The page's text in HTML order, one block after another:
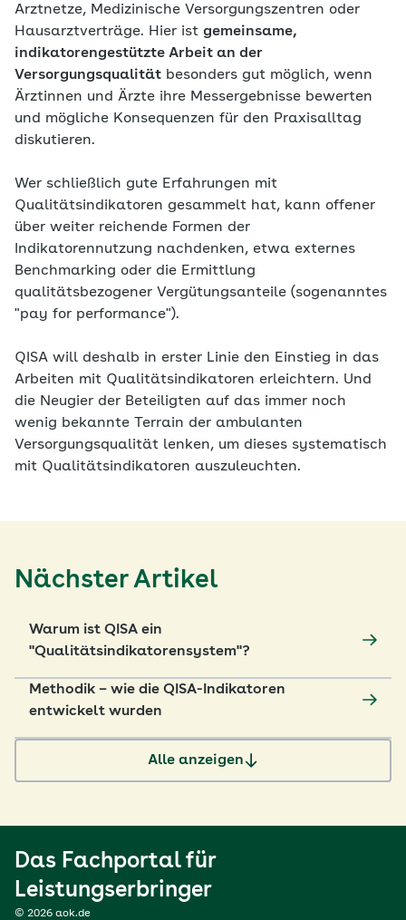
Arztnetze, Medizinische Versorgungszentren oder
Hausarztverträge. Hier ist gemeinsame,
indikatorengestützte Arbeit an der
Versorgungsqualität besonders gut möglich, wenn
Ärztinnen und Ärzte ihre Messergebnisse bewerten
und mögliche Konsequenzen für den Praxisalltag
diskutieren.
Wer schließlich gute Erfahrungen mit
Qualitätsindikatoren gesammelt hat, kann offener
über weiter reichende Formen der
Indikatorennutzung nachdenken, etwa externes
Benchmarking oder die Ermittlung
qualitätsbezogener Vergütungsanteile (sogenanntes
"pay for performance").
QISA will deshalb in erster Linie den Einstieg in das
Arbeiten mit Qualitätsindikatoren erleichtern. Und
die Neugier der Beteiligten auf das immer noch
wenig bekannte Terrain der ambulanten
Versorgungsqualität lenken, um dieses systematisch
mit Qualitätsindikatoren auszuleuchten.
Nächster Artikel
Warum ist QISA ein
"Qualitätsindikatorensystem"?
Methodik – wie die QISA-Indikatoren
entwickelt wurden
Alle anzeigen
Das Fachportal für
Leistungserbringer
© 2026 aok.de